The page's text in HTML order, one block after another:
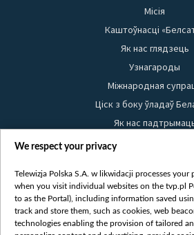
Місія
Каштоўнасці
Як нас глядзець
Узнагароды
Міжнародная
Ціск з боку ўладаў
Як нас
Правілы выкарыстання
Бяспека
Youtube
Белсат news
We respect your privacy
Telewizja Polska S.A. w likwidacji processes your
when you visit individual websites on the tvp.pl
to as the Portal), including information saved
track and store them, such as cookies, web
technologies enabling the provision of tailored